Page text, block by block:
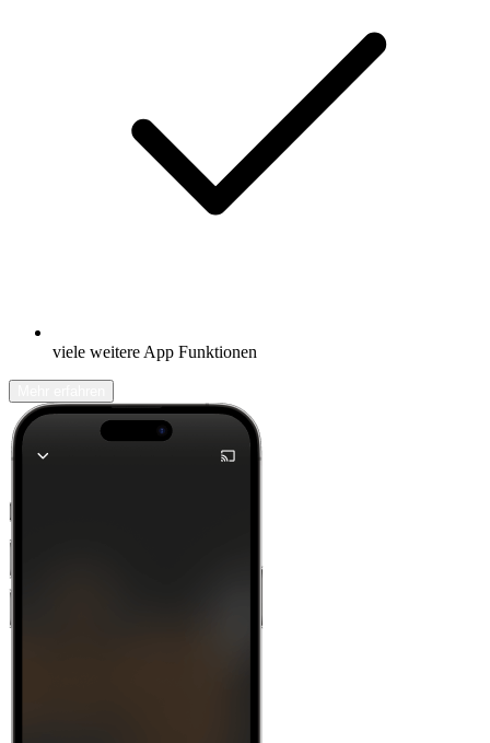
viele weitere App Funktionen